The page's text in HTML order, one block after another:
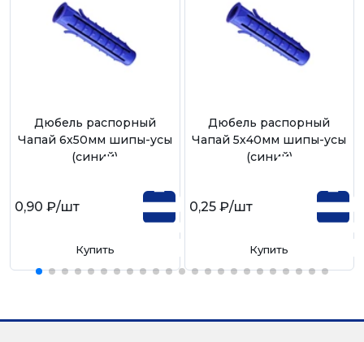
Дюбель распорный
Чапай 6х50мм шипы-усы
(синий)
0,90 ₽/шт
Купить
Дюбель распорный
Чапай 5х40мм шипы-усы
(синий)
0,25 ₽/шт
Купить